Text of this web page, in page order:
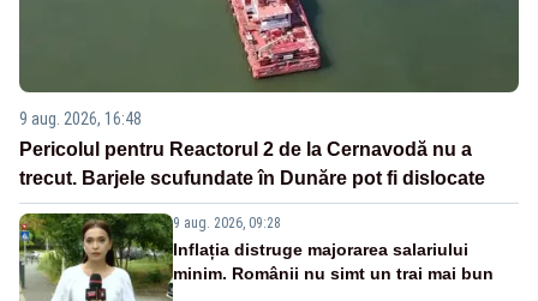
9 aug. 2026, 16:48
Pericolul pentru Reactorul 2 de la Cernavodă nu a
trecut. Barjele scufundate în Dunăre pot fi dislocate
9 aug. 2026, 09:28
Inflația distruge majorarea salariului
minim. Românii nu simt un trai mai bun